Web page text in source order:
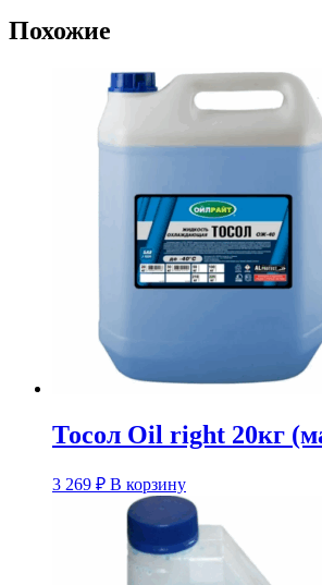
Похожие
Тосол Oil right 20кг
3 269 ₽ В корзину